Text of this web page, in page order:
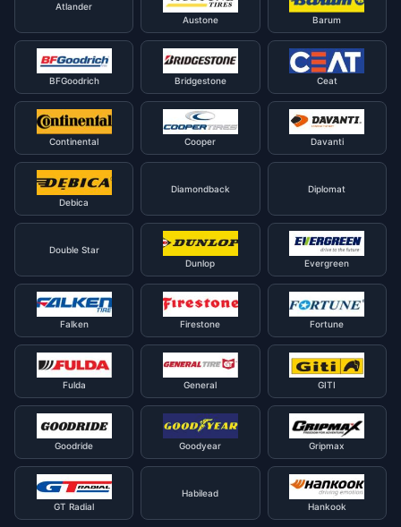
Atlander
Austone
Barum
BFGoodrich Bridgestone Ceat
Continental Cooper Davanti
Debica
Diamondback Diplomat
Double Star
Dunlop
Evergreen
Falken Firestone Fortune
Fulda General GITI
Goodride Goodyear Gripmax
GT Radial
Habilead
Hankook